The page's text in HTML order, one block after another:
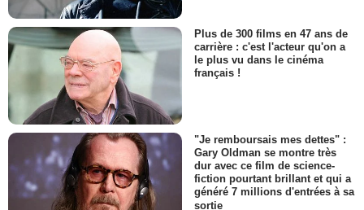
Plus de 300 films en 47 ans de
carrière : c'est l'acteur qu'on a
le plus vu dans le cinéma
français !
"Je remboursais mes dettes" :
Gary Oldman se montre très
dur avec ce film de science-
fiction pourtant brillant et qui a
généré 7 millions d'entrées à sa
sortie